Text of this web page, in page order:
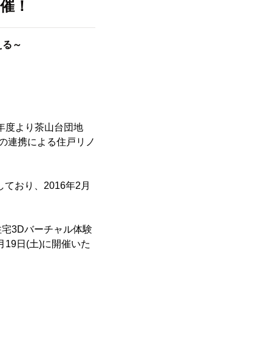
！
～
度より茶山台団地
連携による住戸リノ
おり、2016年2月
3Dバーチャル体験
19日(土)に開催いた